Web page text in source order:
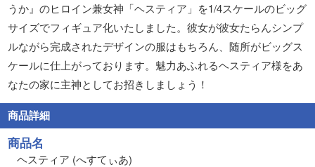
うか』のヒロイン兼女神「ヘスティア」を1/4スケールのビッグ
サイズでフィギュア化いたしました。彼女が彼女たらんシンプ
ルながら完成されたデザインの服はもちろん、随所がビッグス
ケールに仕上がっております。魅力あふれるヘスティア様をあ
なたの家に主神としてお招きしましょう！
商品詳細
商品名
ヘスティア (へすてぃあ)